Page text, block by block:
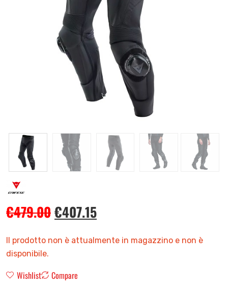
€479.00€407.15
Il prodotto non è attualmente in magazzino e non è
disponibile.
Wishlist
Compare